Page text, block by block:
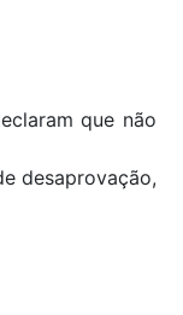
que não
desaprovação,